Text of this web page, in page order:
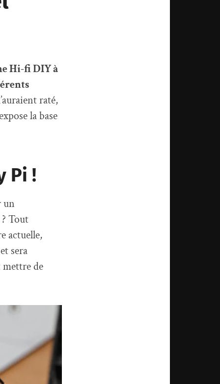
Hi-fi DIY à
raté,
la base
Pi !
un
Tout
actuelle,
sera
mettre de